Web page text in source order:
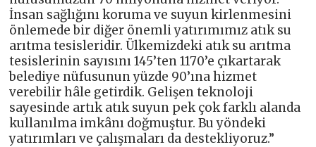
İnsan sağlığını koruma ve suyun kirlenmesini
önlemede bir diğer önemli yatırımımız atık su
arıtma tesisleridir. Ülkemizdeki atık su arıtma
tesislerinin sayısını 145’ten 1170’e çıkartarak
belediye nüfusunun yüzde 90’ına hizmet
verebilir hâle getirdik. Gelişen teknoloji
sayesinde artık atık suyun pek çok farklı alanda
kullanılma imkânı doğmuştur. Bu yöndeki
yatırımları ve çalışmaları da destekliyoruz.”